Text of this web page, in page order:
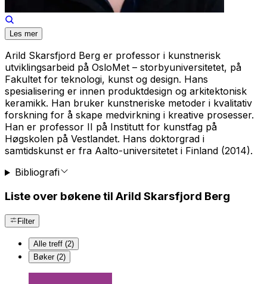
Les mer
Arild Skarsfjord Berg er professor i kunstnerisk
utviklingsarbeid på OsloMet – storbyuniversitetet, på
Fakultet for teknologi, kunst og design. Hans
spesialisering er innen produktdesign og arkitektonisk
keramikk. Han bruker kunstneriske metoder i kvalitativ
forskning for å skape medvirkning i kreative prosesser.
Han er professor II på Institutt for kunstfag på
Høgskolen på Vestlandet. Hans doktorgrad i
samtidskunst er fra Aalto-universitetet i Finland (2014).
Bibliografi
Liste over bøkene til Arild Skarsfjord Berg
Filter
Alle treff (2)
Bøker (2)